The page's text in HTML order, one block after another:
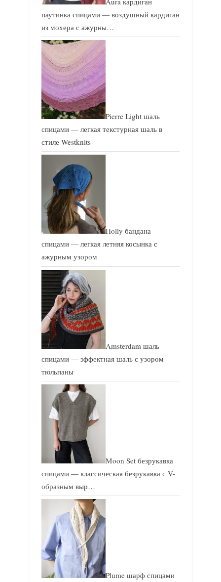
паутинка спицами — воздушный кардиган
из мохера с ажурны…
Pierre Light шаль
спицами — легкая текстурная шаль в
стиле Westknits
Holly бандана
спицами — легкая летняя косынка с
ажурным узором
Amsterdam шаль
спицами — эффектная шаль с узором
тюльпаны
Moon Set безрукавка
спицами — классическая безрукавка с V-
образным выр…
Plume шарф спицами